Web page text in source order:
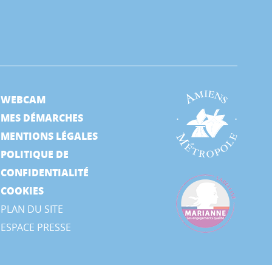
WEBCAM
MES DÉMARCHES
MENTIONS LÉGALES
POLITIQUE DE
CONFIDENTIALITÉ
COOKIES
PLAN DU SITE
ESPACE PRESSE